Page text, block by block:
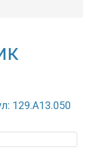
129.A13.050